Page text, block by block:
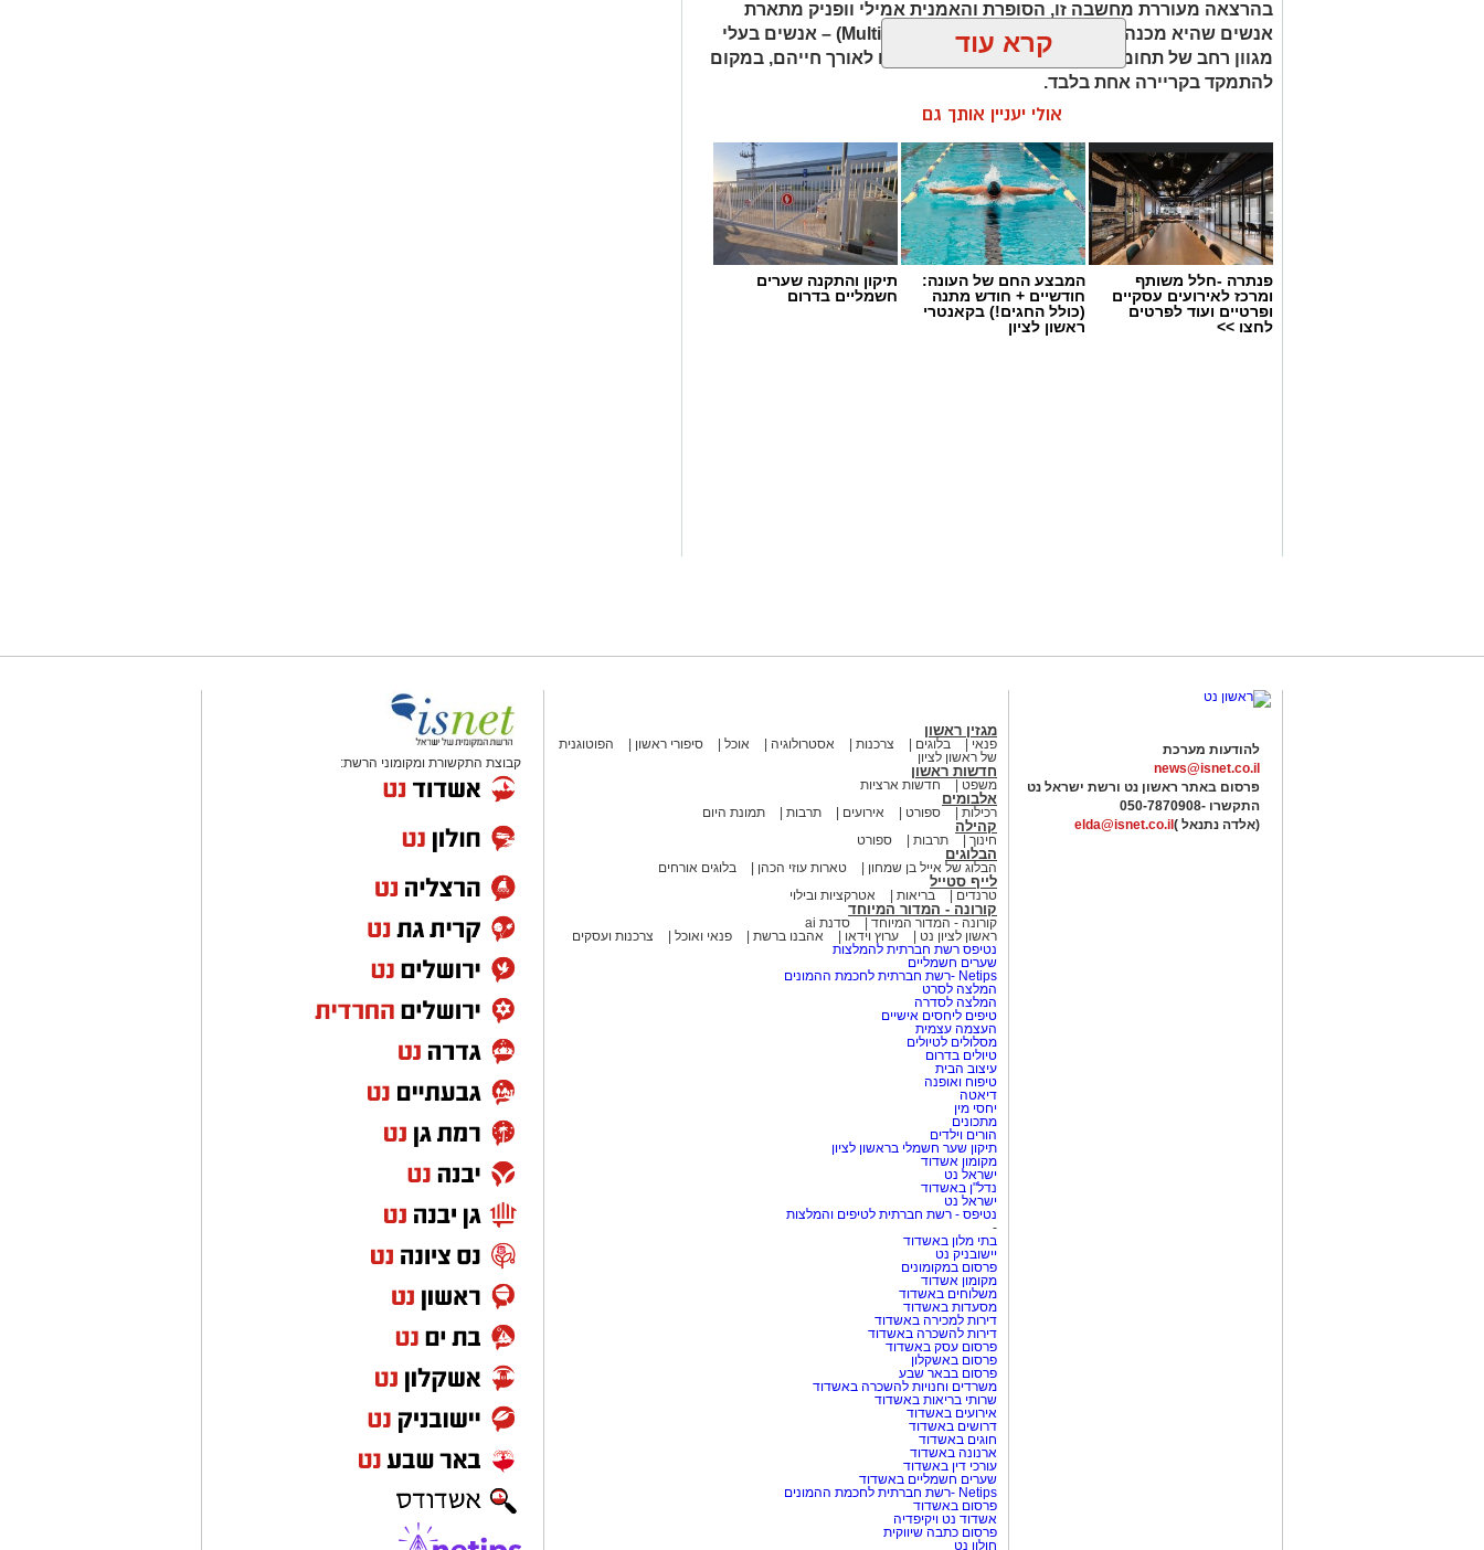
בהרצאה מעוררת מחשבה זו, הסופרת והאמנית אמילי וופניק מתארת
אנשים שהיא מכנה "רבי־פוטנציאל" (Multipotentialites) – אנשים בעלי
מגוון רחב של תחומי עניין, כישורים ועיסוקים שונים לאורך חייהם, במקום
להתמקד בקריירה אחת בלבד.
קרא עוד
אולי יעניין אותך גם
פנתרה -חלל משותף
ומרכז לאירועים עסקיים
ופרטיים ועוד לפרטים
לחצו >>
המבצע החם של העונה:
חודשיים + חודש מתנה
(כולל החגים!) בקאנטרי
ראשון לציון
תיקון והתקנה שערים
חשמליים בדרום
להודעות מערכת
news@isnet.co.il
פרסום באתר ראשון נט ורשת ישראל נט
התקשרו -050-7870908
(אלדה נתנאל ) elda@isnet.co.il
מגזין ראשון
פנאי בלוגים צרכנות אסטרולוגיה אוכל סיפורי ראשון
הפוטוגנית
של ראשון לציון
חדשות ראשון
משפט חדשות ארציות
אלבומים
רכילות ספורט אירועים תרבות תמונת היום
קהילה
חינוך תרבות ספורט
הבלוגים
הבלוג של אייל בן שמחון טארות עוזי הכהן בלוגים אורחים
לייף סטייל
טרנדים בריאות אטרקציות ובילוי
קורונה - המדור המיוחד
קורונה - המדור המיוחד
סדנת ai
ראשון לציון נט
ערוץ וידאו אהבנו ברשת פנאי ואוכל
צרכנות ועסקים
נטיפס רשת חברתית להמלצות
שערים חשמליים
Netips -רשת חברתית לחכמת ההמונים
המלצה לסרט
המלצה לסדרה
טיפים ליחסים אישיים
העצמה עצמית
מסלולים לטיולים
טיולים בדרום
עיצוב הבית
טיפוח ואופנה
דיאטה
יחסי מין
מתכונים
הורים וילדים
תיקון שער חשמלי בראשון לציון
מקומון אשדוד
ישראל נט
נדל"ן באשדוד
ישראל נט
נטיפס - רשת חברתית לטיפים והמלצות
-
בתי מלון באשדוד
יישובניק נט
פרסום במקומונים
מקומון אשדוד
משלוחים באשדוד
מסעדות באשדוד
דירות למכירה באשדוד
דירות להשכרה באשדוד
פרסום עסק באשדוד
פרסום באשקלון
פרסום בבאר שבע
משרדים וחנויות להשכרה באשדוד
שרותי בריאות באשדוד
אירועים באשדוד
דרושים באשדוד
חוגים באשדוד
ארנונה באשדוד
עורכי דין באשדוד
שערים חשמליים באשדוד
Netips -רשת חברתית לחכמת ההמונים
פרסום באשדוד
אשדוד נט ויקיפדיה
פרסום כתבה שיווקית
חולון נט
קבוצת התקשורת ומקומוני הרשת: